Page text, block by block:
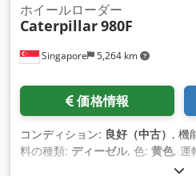
Singapore 5,264 km
ホイールローダー
Caterpillar980F
価格情報
コンディション: 良好（中古） , 機
料の種類: ディーゼル, 色: 黄色, 運
1994,